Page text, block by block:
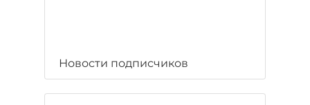
Новости подписчиков